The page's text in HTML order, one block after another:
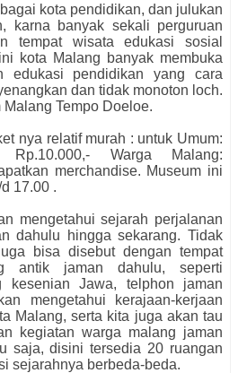
kota pendidikan, dan julukan
karna banyak sekali perguruan
tempat wisata edukasi sosial
kota Malang banyak membuka
edukasi pendidikan yang cara
dan tidak monoton loch.
Tempo Doeloe.
nya relatif murah : untuk Umum:
Rp.10.000,- Warga Malang:
merchandise. Museum ini
17.00 .
mengetahui sejarah perjalanan
dahulu hingga sekarang. Tidak
bisa disebut dengan tempat
antik jaman dahulu, seperti
kesenian Jawa, telphon jaman
mengetahui kerajaan-kerjaan
Malang, serta kita juga akan tau
kegiatan warga malang jaman
saja, disini tersedia 20 ruangan
sejarahnya berbeda-beda.